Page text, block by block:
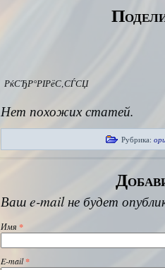
РќСЂР°РІРёС‚СЃСЏ
Нет похожих статей.
Рубрика:
Ваш e-mail не будет
Имя *
E-mail*